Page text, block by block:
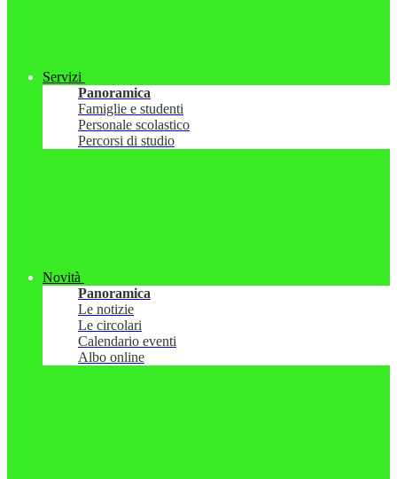
Servizi
Panoramica
Famiglie e studenti
Personale scolastico
Percorsi di studio
Novità
Panoramica
Le notizie
Le circolari
Calendario eventi
Albo online